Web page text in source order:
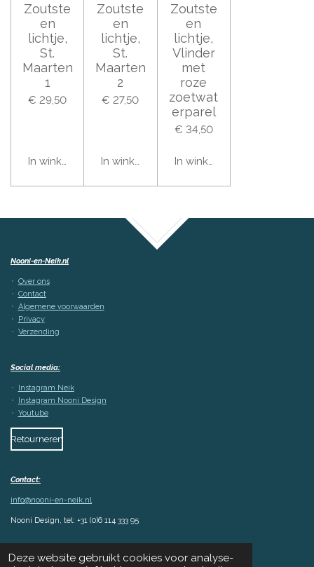
Deze website gebruikt cookies voor analyse-
Zoutste
en
lichtje,
St.
Maarten
1
€ 29,50
In winkelwagen
Zoutste
en
lichtje,
St.
Maarten
2
€ 27,50
In winkelwagen
Zoutste
en
lichtje,
Vlinder
met
roze
zoetwat
erparel
€ 34,50
In winkelwagen
Nooni-en-Neik.nl
Over ons
Contact
Algemene voorwaarden
Privacy
Verzending
Social media:
Instagram Neik
Instagram Nooni Design
Youtube
Retourneren
Contact:
info@nooni-en-neik.nl
Nooni Design, tel: +31 (0)6 114 333 95
© 2023 - 2026 Nooni-en-Neik